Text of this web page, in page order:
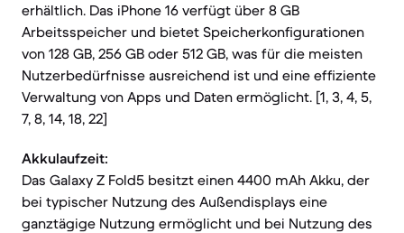
erhältlich. Das iPhone 16 verfügt über 8 GB
Arbeitsspeicher und bietet Speicherkonfigurationen
von 128 GB, 256 GB oder 512 GB, was für die meisten
Nutzerbedürfnisse ausreichend ist und eine effiziente
Verwaltung von Apps und Daten ermöglicht. [1, 3, 4, 5,
7, 8, 14, 18, 22]
Akkulaufzeit:
Das Galaxy Z Fold5 besitzt einen 4400 mAh Akku, der
bei typischer Nutzung des Außendisplays eine
ganztägige Nutzung ermöglicht und bei Nutzung des